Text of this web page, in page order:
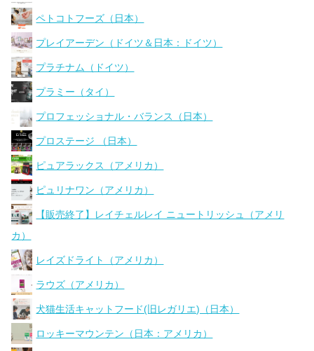
ペトコトフーズ（日本）
プレイアーデン（ドイツ＆日本：ドイツ）
プラチナム（ドイツ）
プラミー（タイ）
プロフェッショナル・バランス（日本）
プロステージ （日本）
ピュアラックス（アメリカ）
ピュリナワン（アメリカ）
【販売終了】レイチェルレイ ニュートリッシュ（アメリ
カ）
レイズドライト（アメリカ）
ラウズ（アメリカ）
犬猫生活キャットフード(旧レガリエ)（日本）
ロッキーマウンテン（日本：アメリカ）